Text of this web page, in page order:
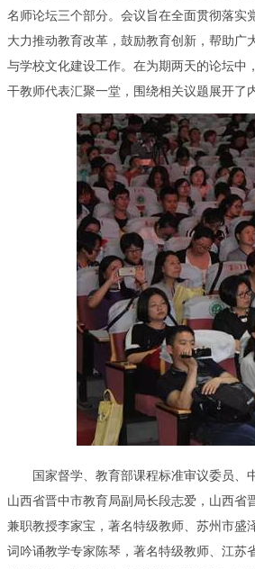
名师论坛三个部分。会议旨在全面贯彻落实
大力推动教育改革，鼓励教育创新，帮助广
与学校文化建设工作。在为期两天的论坛中
干教师代表汇聚一堂，围绕相关议题展开了
国家督学、教育部课程标准审议委员、中
山西省晋中市教育局副局长段志爱，山西
兼职教授李家宝，著名特级教师、苏州市盛
词吟诵教学专家陈琴，著名特级教师、江苏